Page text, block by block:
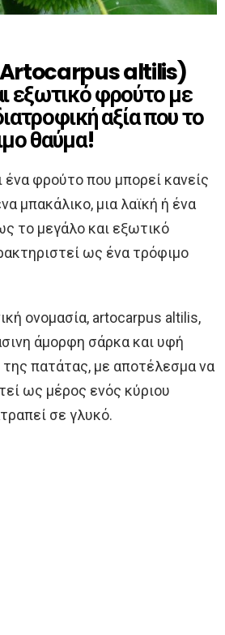
altilis)
εξωτικό φρούτο με
αξία που το
θαύμα!
ένα φρούτο που μπορεί κανείς
μπακάλικο, μια λαϊκή ή ένα
το μεγάλο και εξωτικό
ως ένα τρόφιμο
ονομασία, artocarpus altilis,
άμορφη σάρκα και υφή
της πατάτας, με αποτέλεσμα να
ως μέρος ενός κύριου
σε γλυκό.